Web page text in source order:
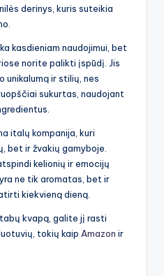
derinys, kuris suteikia
kasdieniam naudojimui, bet
norite palikti įspūdį. Jis
unikalumą ir stilių, nes
sukurtas, naudojant
italų kompanija, kuri
bet ir žvakių gamyboje.
kelionių ir emocijų
ne tik aromatas, bet ir
kiekvieną dieną.
kvapą, galite jį rasti
tokių kaip Amazon ir